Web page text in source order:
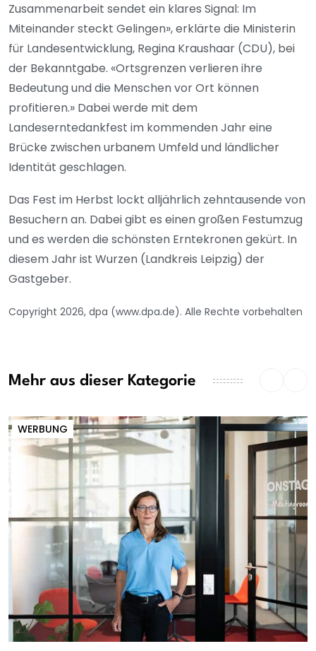
Zusammenarbeit sendet ein klares Signal: Im
Miteinander steckt Gelingen», erklärte die Ministerin
für Landesentwicklung, Regina Kraushaar (CDU), bei
der Bekanntgabe. «Ortsgrenzen verlieren ihre
Bedeutung und die Menschen vor Ort können
profitieren.» Dabei werde mit dem
Landeserntedankfest im kommenden Jahr eine
Brücke zwischen urbanem Umfeld und ländlicher
Identität geschlagen.
Das Fest im Herbst lockt alljährlich zehntausende von
Besuchern an. Dabei gibt es einen großen Festumzug
und es werden die schönsten Erntekronen gekürt. In
diesem Jahr ist Wurzen (Landkreis Leipzig) der
Gastgeber.
Copyright 2026, dpa (www.dpa.de). Alle Rechte vorbehalten
Mehr aus dieser Kategorie
WERBUNG